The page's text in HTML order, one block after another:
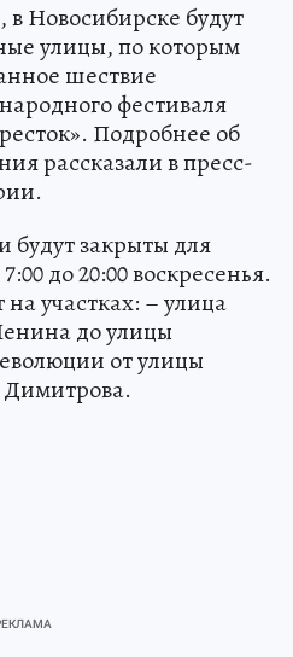
в Новосибирске будут
улицы, по которым
шествие
фестиваля
Подробнее об
рассказали в пресс-
будут закрыты для
до 20:00 воскресенья.
участках: – улица
до улицы
от улицы